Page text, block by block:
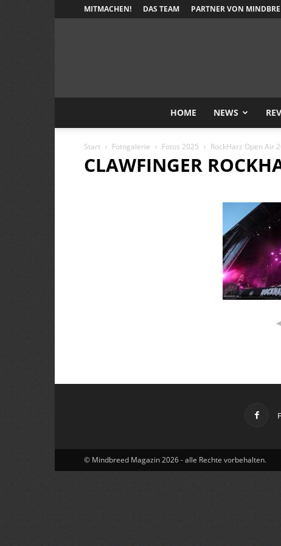
MITMACHEN! DAS TEAM PARTNER VON
HOME NEWS
Start Fotogalerie Fotos 2025 RockHarz Open Air
CLAWFINGER
◄
© Mindbreed Magazin 2026 - alle Rechte vorbehalten.